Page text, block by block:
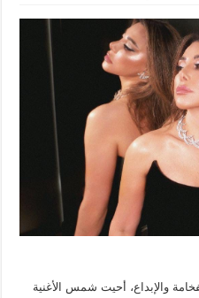
والإبداع، أحيت شمس الأغنية